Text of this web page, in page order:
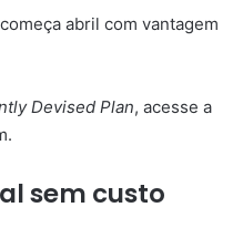
abril com vantagem
Devised Plan, acesse a
sem custo